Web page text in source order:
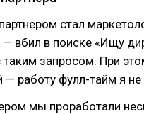
стал
вбил в поиске «Ищу
таким запросом. При
работу фулл-тайм я не
мы проработали